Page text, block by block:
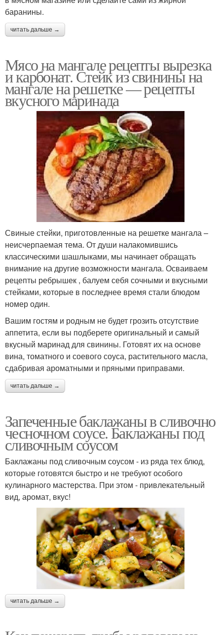
баранины.
читать дальше →
Мясо на мангале рецепты вырезка
и карбонат. Стейк из свинины на
мангале на решетке — рецепты
вкусного маринада
Свиные стейки, приготовленные на решетке мангала –
неисчерпаемая тема. От души налакомившись
классическими шашлыками, мы начинает обращать
внимание на другие возможности мангала. Осваиваем
рецепты ребрышек , балуем себя сочными и вкусными
стейками, которые в последнее время стали блюдом
номер один.
Вашим гостям и родным не будет грозить отсутствие
аппетита, если вы подберете оригинальный и самый
вкусный маринад для свинины. Готовят их на основе
вина, томатного и соевого соуса, растительного масла,
сдабривая ароматными и пряными приправами.
читать дальше →
Запеченные баклажаны в сливочно
чесночном соусе. Баклажаны под
сливочным соусом
Баклажаны под сливочным соусом - из ряда тех блюд,
которые готовятся быстро и не требуют особого
кулинарного мастерства. При этом - привлекательный
вид, аромат, вкус!
читать дальше →